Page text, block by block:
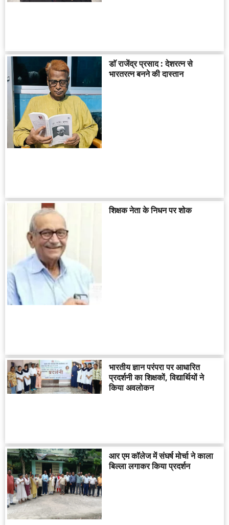
डाॅ राजेंद्र प्रसाद : देशरत्न से
भारतरत्न बनने की दास्तान
शिक्षक नेता के निधन पर शोक
भारतीय ज्ञान परंपरा पर आधारित
प्रदर्शनी का शिक्षकों, विद्यार्थियों ने
किया अवलोकन
आर एम कॉलेज में संघर्ष मोर्चा ने काला
बिल्ला लगाकर किया प्रदर्शन